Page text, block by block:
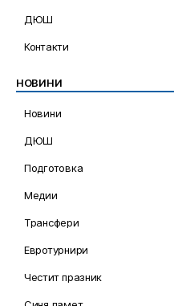
ДЮШ
Контакти
НОВИНИ
Новини
ДЮШ
Подготовка
Медии
Трансфери
Евротурнири
Честит празник